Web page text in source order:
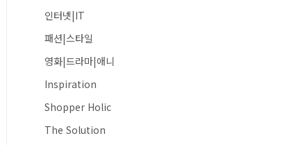
인터넷|IT
패션|스타일
영화|드라마|애니
Inspiration
Shopper Holic
The Solution